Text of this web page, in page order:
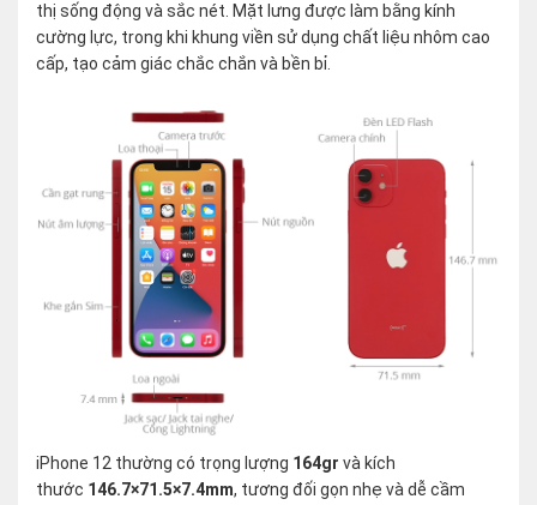
thị sống động và sắc nét. Mặt lưng được làm bằng kính
cường lực, trong khi khung viền sử dụng chất liệu nhôm cao
cấp, tạo cảm giác chắc chắn và bền bỉ.
iPhone 12 thường có trọng lượng 164gr và kích
thước 146.7×71.5×7.4mm, tương đối gọn nhẹ và dễ cầm